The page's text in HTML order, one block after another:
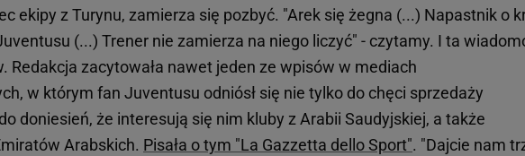
ekipy z Turynu, zamierza się pozbyć. "Arek się żegna (...) Napastnik o
(...) Trener nie zamierza na niego liczyć" - czytamy. I ta
Redakcja zacytowała nawet jeden ze wpisów w mediach
w którym fan Juventusu odniósł się nie tylko do chęci sprzedaży
doniesień, że interesują się nim kluby z Arabii Saudyjskiej, a także
Arabskich. Pisała o tym "La Gazzetta dello Sport". "Dajcie nam